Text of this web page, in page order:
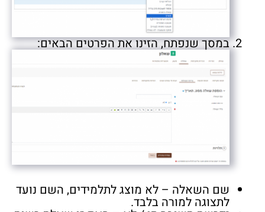
במסך שנפתח, הזינו את הפרטים הבאים:
שם השאלה – לא מוצג לתלמידים, השם נועד
לתצוגה למורה בלבד.